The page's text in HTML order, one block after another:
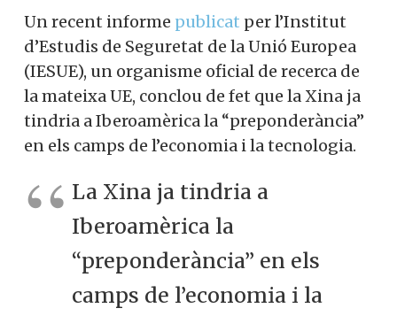
Un recent informe publicat per l’Institut
d’Estudis de Seguretat de la Unió Europea
(IESUE), un organisme oficial de recerca de
la mateixa UE, conclou de fet que la Xina ja
tindria a Iberoamèrica la “preponderància”
en els camps de l’economia i la tecnologia.
La Xina ja tindria a
Iberoamèrica la
“preponderància” en els
camps de l’economia i la